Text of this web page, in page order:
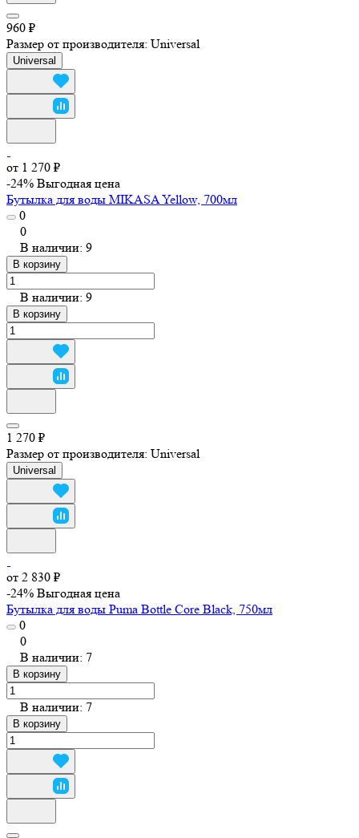
960 ₽
Размер от производителя: Universal
Universal
от 1 270 ₽
-24% Выгодная цена
Бутылка для воды MIKASA Yellow, 700мл
0
0
В наличии: 9
В корзину
В наличии: 9
В корзину
1 270 ₽
Размер от производителя: Universal
Universal
от 2 830 ₽
-24% Выгодная цена
Бутылка для воды Puma Bottle Core Black, 750мл
0
0
В наличии: 7
В корзину
В наличии: 7
В корзину